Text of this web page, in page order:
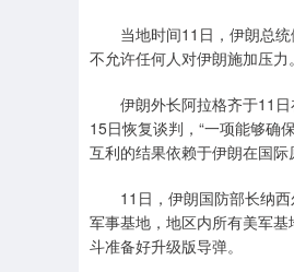
当地时间11日，伊朗总统
不允许任何人对伊朗施加压力。
伊朗外长阿拉格齐于11日
15日恢复谈判，“一项能够
互利的结果依赖于伊朗在国际
11日，伊朗国防部长纳西
军事基地，地区内所有美军
斗准备好升级版导弹。